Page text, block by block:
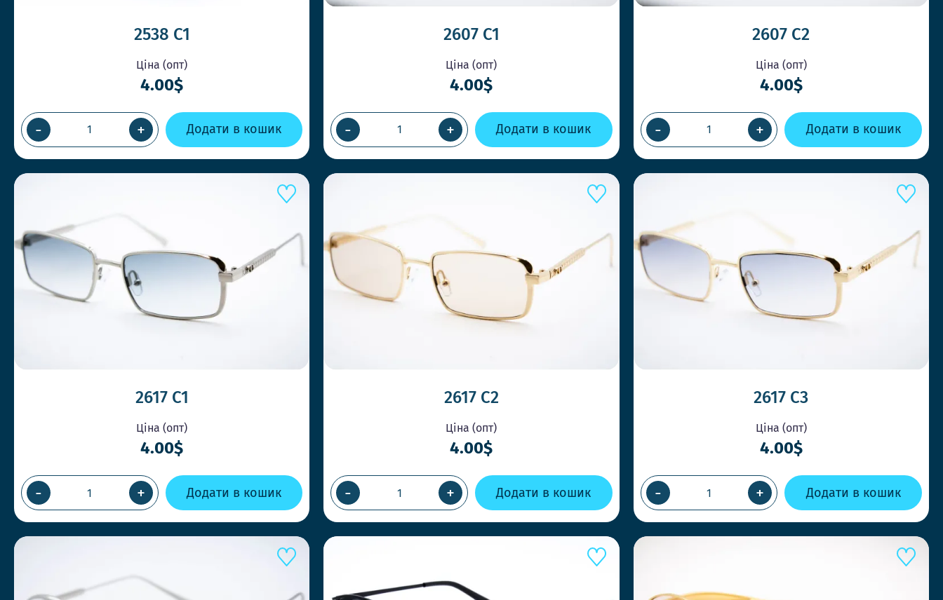
2538 C1
Ціна (опт)
4.00$
- + Додати в кошик
2607 C1
Ціна (опт)
4.00$
- + Додати в кошик
2607 C2
Ціна (опт)
4.00$
- + Додати в кошик
2617 C1
Ціна (опт)
4.00$
- + Додати в кошик
2617 C2
Ціна (опт)
4.00$
- + Додати в кошик
2617 C3
Ціна (опт)
4.00$
- + Додати в кошик